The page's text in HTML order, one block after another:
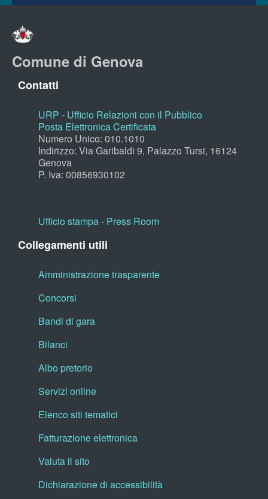
Comune di Genova
Contatti
URP - Ufficio Relazioni con il Pubblico
Posta Elettronica Certificata
Numero Unico: 010.1010
Indirizzo: Via Garibaldi 9, Palazzo Tursi, 16124
Genova
P. Iva: 00856930102
Ufficio stampa - Press Room
Collegamenti utili
Amministrazione trasparente
Concorsi
Bandi di gara
Bilanci
Albo pretorio
Servizi online
Elenco siti tematici
Fatturazione elettronica
Valuta il sito
Dichiarazione di accessibilità